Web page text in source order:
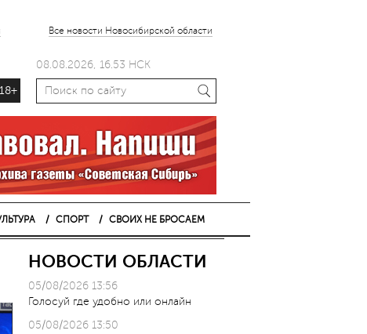
Все новости Новосибирской области
18+
08.08.2026, 16.53 НСК
СПОРТ СВОИХ НЕ БРОСАЕМ
НОВОСТИ ОБЛАСТИ
05/08/2026 13:56
Голосуй где удобно или онлайн
05/08/2026 13:50